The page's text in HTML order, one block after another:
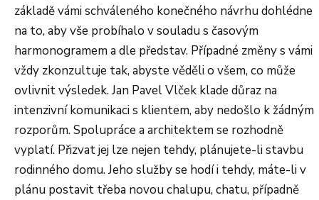
základě vámi schváleného konečného návrhu dohlédne
na to, aby vše probíhalo v souladu s časovým
harmonogramem a dle představ. Případné změny s vámi
vždy zkonzultuje tak, abyste věděli o všem, co může
ovlivnit výsledek. Jan Pavel Vlček klade důraz na
intenzivní komunikaci s klientem, aby nedošlo k žádným
rozporům. Spolupráce a architektem se rozhodně
vyplatí. Přizvat jej lze nejen tehdy, plánujete-li stavbu
rodinného domu. Jeho služby se hodí i tehdy, máte-li v
plánu postavit třeba novou chalupu, chatu, případně